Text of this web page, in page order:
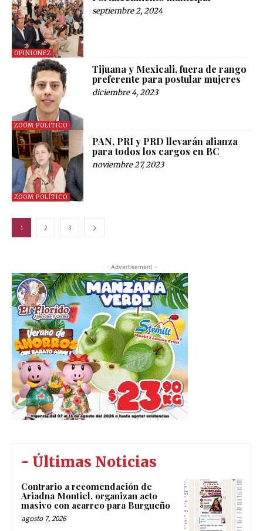
OPINIONEZ
septiembre 2, 2024
ZOOM POLÍTICO
Tijuana y Mexicali, fuera de rango
preferente para postular mujeres
diciembre 4, 2023
ZOOM POLÍTICO
PAN, PRI y PRD llevarán alianza
para todos los cargos en BC
noviembre 27, 2023
1 2 3
- Advertisement -
- Últimas Noticias
Contrario a recomendación de
Ariadna Montiel, organizan acto
masivo con acarreo para Burgueño
agosto 7, 2026